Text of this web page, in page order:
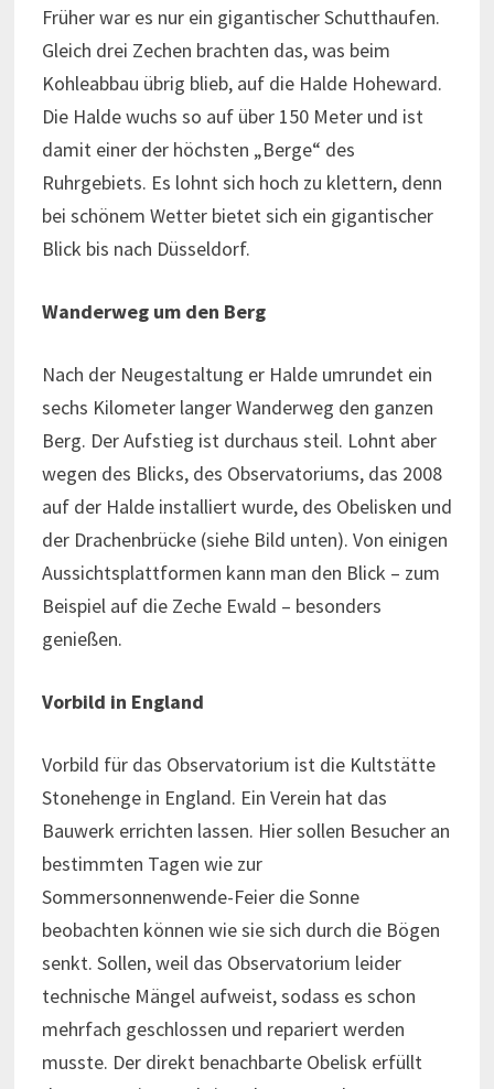
Früher war es nur ein gigantischer Schutthaufen.
Gleich drei Zechen brachten das, was beim
Kohleabbau übrig blieb, auf die Halde Hoheward.
Die Halde wuchs so auf über 150 Meter und ist
damit einer der höchsten „Berge“ des
Ruhrgebiets. Es lohnt sich hoch zu klettern, denn
bei schönem Wetter bietet sich ein gigantischer
Blick bis nach Düsseldorf.
Wanderweg um den Berg
Nach der Neugestaltung er Halde umrundet ein
sechs Kilometer langer Wanderweg den ganzen
Berg. Der Aufstieg ist durchaus steil. Lohnt aber
wegen des Blicks, des Observatoriums, das 2008
auf der Halde installiert wurde, des Obelisken und
der Drachenbrücke (siehe Bild unten). Von einigen
Aussichtsplattformen kann man den Blick – zum
Beispiel auf die Zeche Ewald – besonders
genießen.
Vorbild in England
Vorbild für das Observatorium ist die Kultstätte
Stonehenge in England. Ein Verein hat das
Bauwerk errichten lassen. Hier sollen Besucher an
bestimmten Tagen wie zur
Sommersonnenwende-Feier die Sonne
beobachten können wie sie sich durch die Bögen
senkt. Sollen, weil das Observatorium leider
technische Mängel aufweist, sodass es schon
mehrfach geschlossen und repariert werden
musste. Der direkt benachbarte Obelisk erfüllt